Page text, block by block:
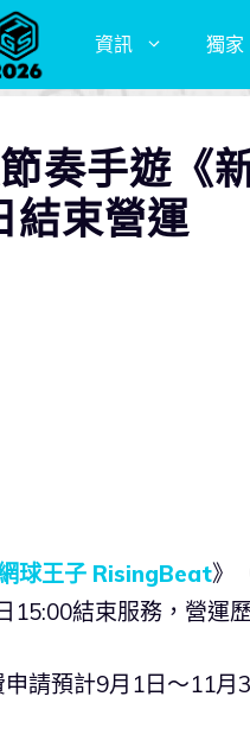
資訊 獨家
奏手遊《
束營運
球王子 RisingBeat》
結束服務，營運
請預計9月1日～11月